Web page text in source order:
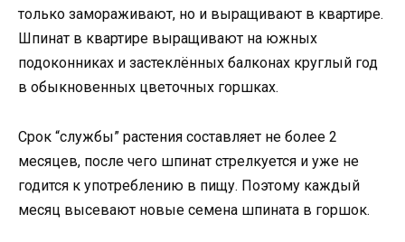
только замораживают, но и выращивают в квартире.
Шпинат в квартире выращивают на южных
подоконниках и застеклённых балконах круглый год
в обыкновенных цветочных горшках.
Срок “службы” растения составляет не более 2
месяцев, после чего шпинат стрелкуется и уже не
годится к употреблению в пищу. Поэтому каждый
месяц высевают новые семена шпината в горшок.